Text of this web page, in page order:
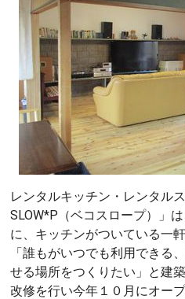
レンタルキッチン・レンタル
SLOW*P（ベコスロープ）」
に、キッチンがついている一軒
「誰もがいつでも利用できる
せる場所をつくりたい」と建
改修を行い今年１０月にオー